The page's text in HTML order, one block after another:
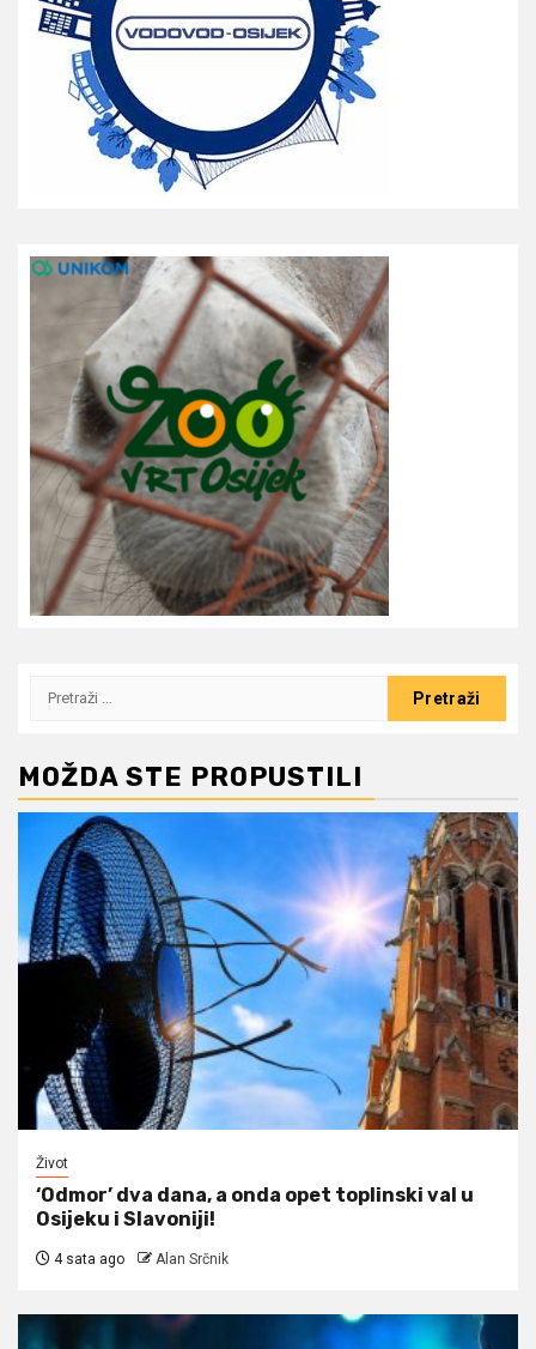
Pretraži:
MOŽDA STE PROPUSTILI
Život
‘Odmor’ dva dana, a onda opet toplinski val u
Osijeku i Slavoniji!
4 sata ago Alan Srčnik